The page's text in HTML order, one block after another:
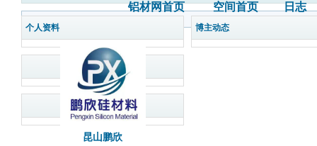
铝材网首页 空间首页 日志
个人资料
昆山鹏欣
博主动态